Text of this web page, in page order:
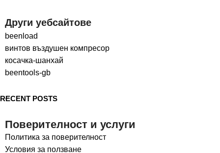
Други уебсайтове
beenload
винтов въздушен компресор
косачка-шанхай
beentools-gb
RECENT POSTS
Поверителност и услуги
Политика за поверителност
Условия за ползване